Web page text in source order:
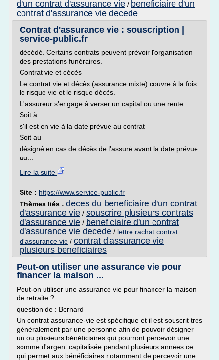
d'un contrat d'assurance vie / beneficiaire d'un
contrat d'assurance vie decede
Contrat d'assurance vie : souscription |
service-public.fr
décédé. Certains contrats peuvent prévoir l'organisation
des prestations funéraires.
Contrat vie et décès
Le contrat vie et décès (assurance mixte) couvre à la fois
le risque vie et le risque décès.
L'assureur s'engage à verser un capital ou une rente :
Soit à
s'il est en vie à la date prévue au contrat
Soit au
désigné en cas de décès de l'assuré avant la date prévue
au...
Lire la suite
Site : https://www.service-public.fr
Thèmes liés : deces du beneficiaire d'un contrat
d'assurance vie / souscrire plusieurs contrats
d'assurance vie / beneficiaire d'un contrat
d'assurance vie decede / lettre rachat contrat
d'assurance vie / contrat d'assurance vie
plusieurs beneficiaires
Peut-on utiliser une assurance vie pour
financer la maison ...
Peut-on utiliser une assurance vie pour financer la maison
de retraite ?
question de : Bernard
Un contrat assurance-vie est spécifique et il est souscrit très
généralement par une personne afin de pouvoir désigner
un ou plusieurs bénéficiaires qui pourront percevoir une
somme d'argent capitalisée pendant plusieurs années ce
qui permet aux bénéficiaires notamment de percevoir une